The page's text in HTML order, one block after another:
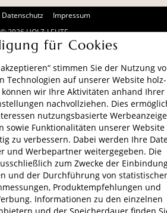
Datenschutz
Impressum
© 2026 HOLZ-LEUTE
Mehrwertsteuer zzgl.Versandkosten
für Cookies
stimmen Sie der Nutzung
Technologien auf unserer Website holz-
wir Ihre Aktivitäten anhand Ihrer
nachvollziehen. Dies
nutzungsbasierte
sowie Funktionalitäten unserer Website
zu verbessern. Dabei werden Ihre
und Werbepartner weitergegeben. Die
zum Zwecke der
und der Durchführung von statistischer
Produktempfehlungen und
Informationen zu den einzelnen